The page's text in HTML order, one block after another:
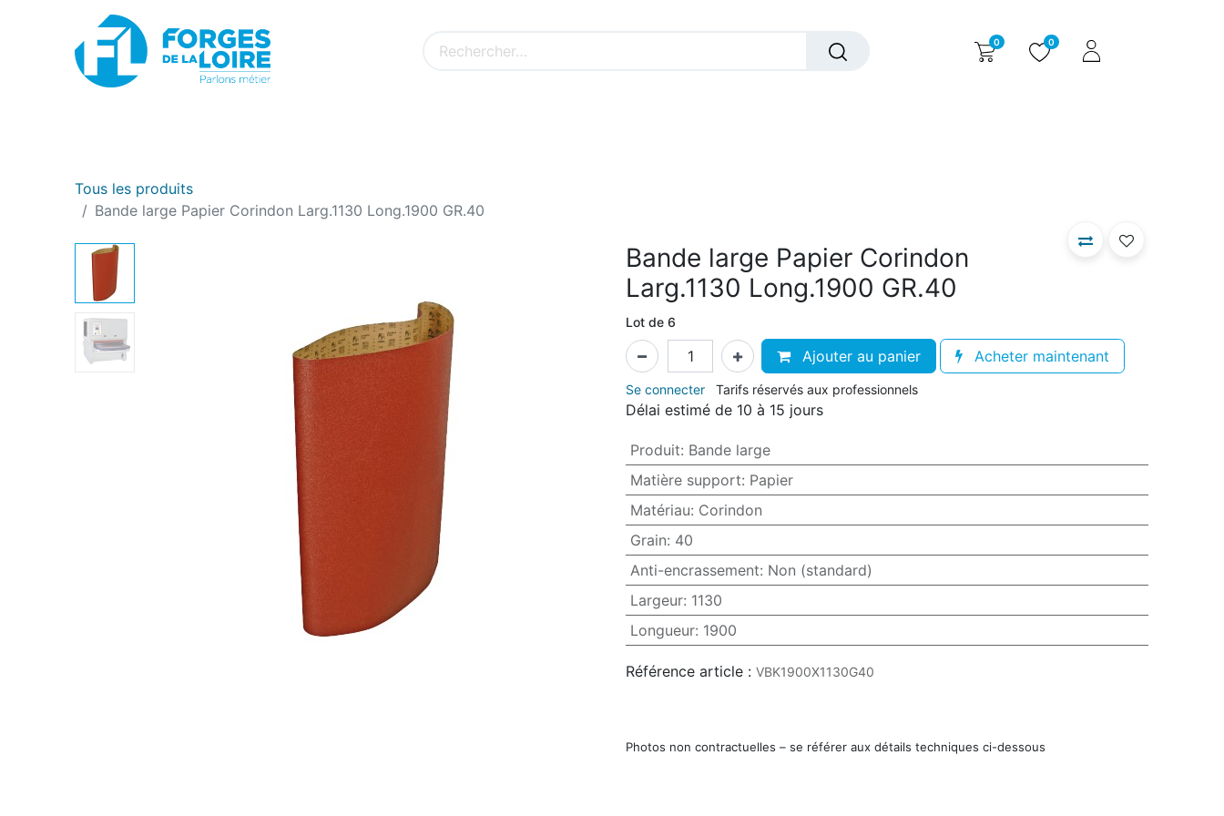
0 0
Tous les produits
Bande large Papier Corindon Larg.1130 Long.1900 GR.40
Bande large Papier Corindon
Larg.1130 Long.1900 GR.40
Lot de 6
Ajouter au panier Acheter maintenant
Se connecter Tarifs réservés aux professionnels
Délai estimé de 10 à 15 jours
Produit: Bande large
Matière support: Papier
Matériau: Corindon
Grain: 40
Anti-encrassement: Non (standard)
Largeur: 1130
Longueur: 1900
Référence article : VBK1900X1130G40
Photos non contractuelles – se référer aux détails techniques ci-dessous